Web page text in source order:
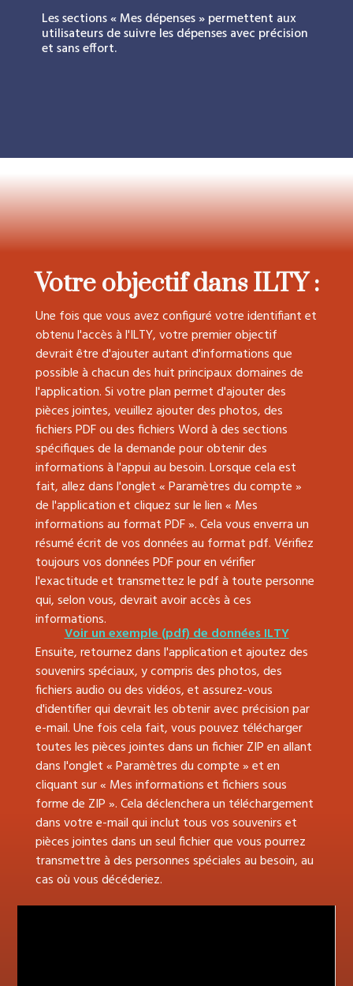
Les sections « Mes dépenses » permettent aux
utilisateurs de suivre les dépenses avec précision
et sans effort.
Votre objectif dans ILTY :
Une fois que vous avez configuré votre identifiant et
obtenu l'accès à l'ILTY, votre premier objectif
devrait être d'ajouter autant d'informations que
possible à chacun des huit principaux domaines de
l'application. Si votre plan permet d'ajouter des
pièces jointes, veuillez ajouter des photos, des
fichiers PDF ou des fichiers Word à des sections
spécifiques de la demande pour obtenir des
informations à l'appui au besoin. Lorsque cela est
fait, allez dans l'onglet « Paramètres du compte »
de l'application et cliquez sur le lien « Mes
informations au format PDF ». Cela vous enverra un
résumé écrit de vos données au format pdf. Vérifiez
toujours vos données PDF pour en vérifier
l'exactitude et transmettez le pdf à toute personne
qui, selon vous, devrait avoir accès à ces
informations.
Voir un exemple (pdf) de données ILTY
Ensuite, retournez dans l'application et ajoutez des
souvenirs spéciaux, y compris des photos, des
fichiers audio ou des vidéos, et assurez-vous
d'identifier qui devrait les obtenir avec précision par
e-mail. Une fois cela fait, vous pouvez télécharger
toutes les pièces jointes dans un fichier ZIP en allant
dans l'onglet « Paramètres du compte » et en
cliquant sur « Mes informations et fichiers sous
forme de ZIP ». Cela déclenchera un téléchargement
dans votre e-mail qui inclut tous vos souvenirs et
pièces jointes dans un seul fichier que vous pourrez
transmettre à des personnes spéciales au besoin, au
cas où vous décéderiez.